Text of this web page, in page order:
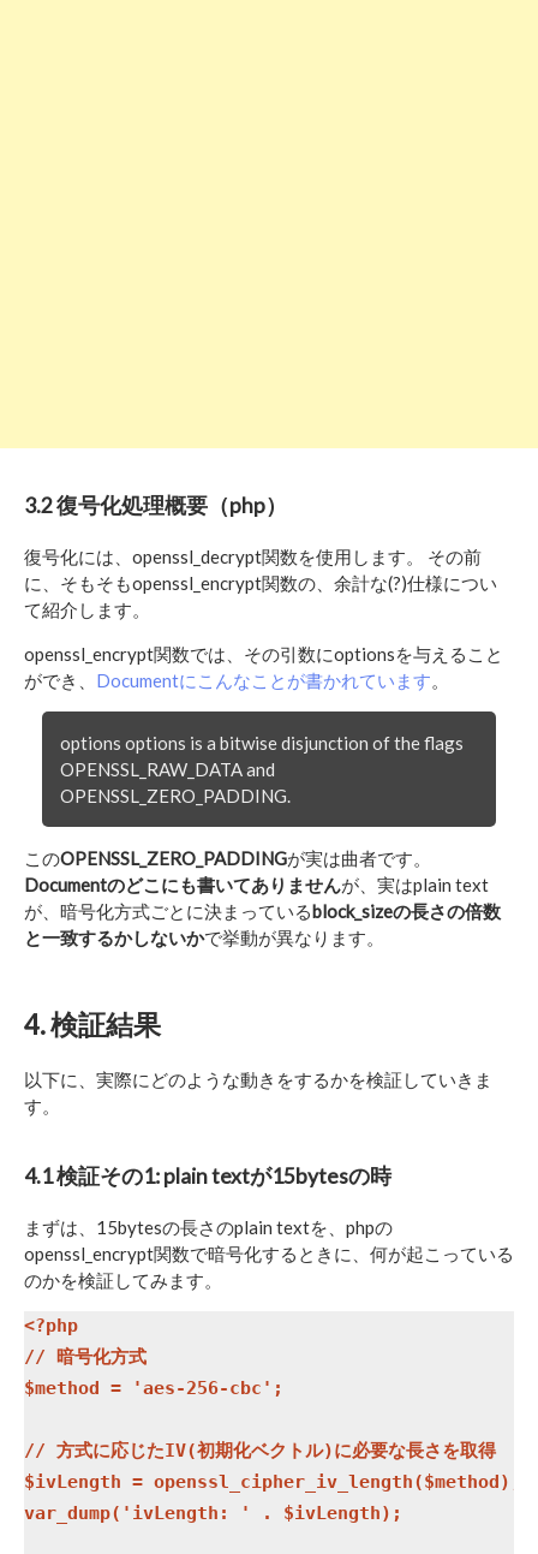
3.2 復号化処理概要（php）
復号化には、openssl_decrypt関数を使用します。 その前
に、そもそもopenssl_encrypt関数の、余計な(?)仕様につい
て紹介します。
openssl_encrypt関数では、その引数にoptionsを与えること
ができ、 Documentにこんなことが書かれています
options options is a bitwise disjunction of the flags
OPENSSL_RAW_DATA and
OPENSSL_ZERO_PADDING.
このOPENSSL_ZERO_PADDINGが実は曲者です。
Documentのどこにも書いてありませんが、実はplain text
が、暗号化方式ごとに決まっているblock_sizeの長さの倍数
と一致するかしないかで挙動が異なります。
4. 検証結果
以下に、実際にどのような動きをするかを検証していきま
す。
4.1 検証その1: plain textが15bytesの時
まずは、15bytesの長さのplain textを、phpの
openssl_encrypt関数で暗号化するときに、何が起こっている
のかを検証してみます。
<?php
// 暗号化方式
$method = 'aes-256-cbc';
// 方式に応じたIV(初期化ベクトル)に必要な長さを取得
$ivLength = openssl_cipher_iv_length($method);
var_dump('ivLength: ' . $ivLength);